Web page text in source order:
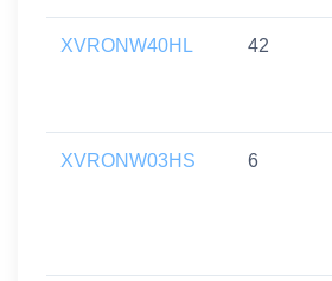
XVRONW40HL 42
XVRONW03HS 6